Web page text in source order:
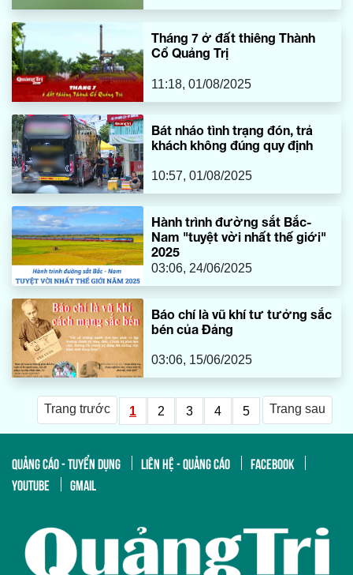
Tháng 7 ở đất thiêng Thành
Cổ Quảng Trị
11:18, 01/08/2025
Bát nháo tình trạng đón, trả
khách không đúng quy định
10:57, 01/08/2025
Hành trình đường sắt Bắc-
Nam "tuyệt vời nhất thế giới"
2025
03:06, 24/06/2025
Báo chí là vũ khí tư tưởng sắc
bén của Đảng
03:06, 15/06/2025
Trang trước 1 2 3 4 5 Trang sau
QUẢNG CÁO - TUYỂN DỤNG LIÊN HỆ - QUẢNG CÁO
FACEBOOK
YOUTUBE
GMAIL